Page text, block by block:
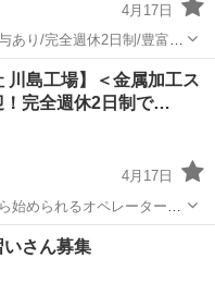
4月17日
あり/完全週休2日制/豊富な
実 【注目ポイン
募集！ 〇あなたの経験を
溶接工
川島工場】＜金属加工ス
！完全週休2日制で…
4月17日
始められるオペレーター業
つ覚えられます ◆土日休み
バイクでの通勤OK（駐車
未経験
さん募集